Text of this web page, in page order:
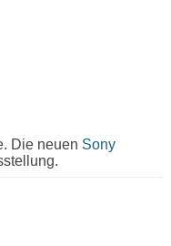
Die neuen Sony